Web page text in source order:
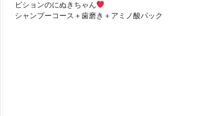
ビションのにぬきちゃん
シャンプーコース＋歯磨き＋アミノ酸パック